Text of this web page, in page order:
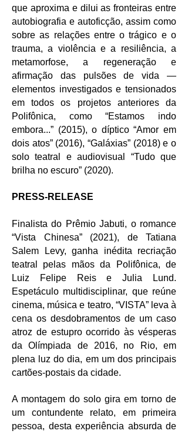
que aproxima e dilui as fronteiras entre
autobiografia e autoficção, assim como
sobre as relações entre o trágico e o
trauma, a violência e a resiliência, a
metamorfose, a regeneração e
afirmação das pulsões de vida —
elementos investigados e tensionados
em todos os projetos anteriores da
Polifônica, como “Estamos indo
embora...” (2015), o díptico “Amor em
dois atos” (2016), “Galáxias” (2018) e o
solo teatral e audiovisual “Tudo que
brilha no escuro” (2020).
PRESS-RELEASE
Finalista do Prêmio Jabuti, o romance
“Vista Chinesa” (2021), de Tatiana
Salem Levy, ganha inédita recriação
teatral pelas mãos da Polifônica, de
Luiz Felipe Reis e Julia Lund.
Espetáculo multidisciplinar, que reúne
cinema, música e teatro, “VISTA” leva à
cena os desdobramentos de um caso
atroz de estupro ocorrido às vésperas
da Olímpiada de 2016, no Rio, em
plena luz do dia, em um dos principais
cartões-postais da cidade.
A montagem do solo gira em torno de
um contundente relato, em primeira
pessoa, desta experiência absurda de